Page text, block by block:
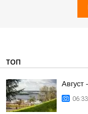
ТОП
Август
06:33